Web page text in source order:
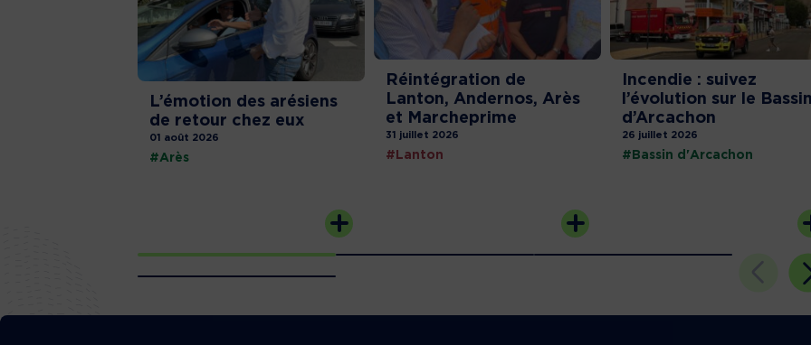
L’émotion des arésiens
de retour chez eux
01 août 2026
#Arès
Réintégration de
Lanton, Andernos, Arès
et Marcheprime
31 juillet 2026
#Lanton
Incendie : suivez
l’évolution sur le
d’Arcachon
26 juillet 2026
#Bassin d'Arcachon